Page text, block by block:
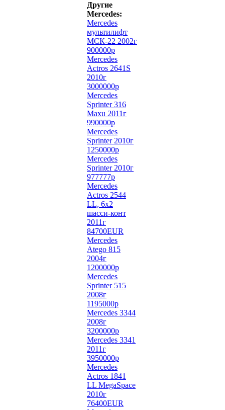
Другие
Mercedes:
Mercedes
мультилифт
МСК-22 2002г
900000р
Mercedes
Actros 2641S
2010г
3000000р
Mercedes
Sprinter 316
Maxu 2011г
990000р
Mercedes
Sprinter 2010г
1250000р
Mercedes
Sprinter 2010г
977777р
Mercedes
Actros 2544
LL, 6х2
шасси-конт
2011г
84700EUR
Mercedes
Atego 815
2004г
1200000р
Mercedes
Sprinter 515
2008г
1195000р
Mercedes 3344
2008г
3200000р
Mercedes 3341
2011г
3950000р
Mercedes
Actros 1841
LL MegaSpace
2010г
76400EUR